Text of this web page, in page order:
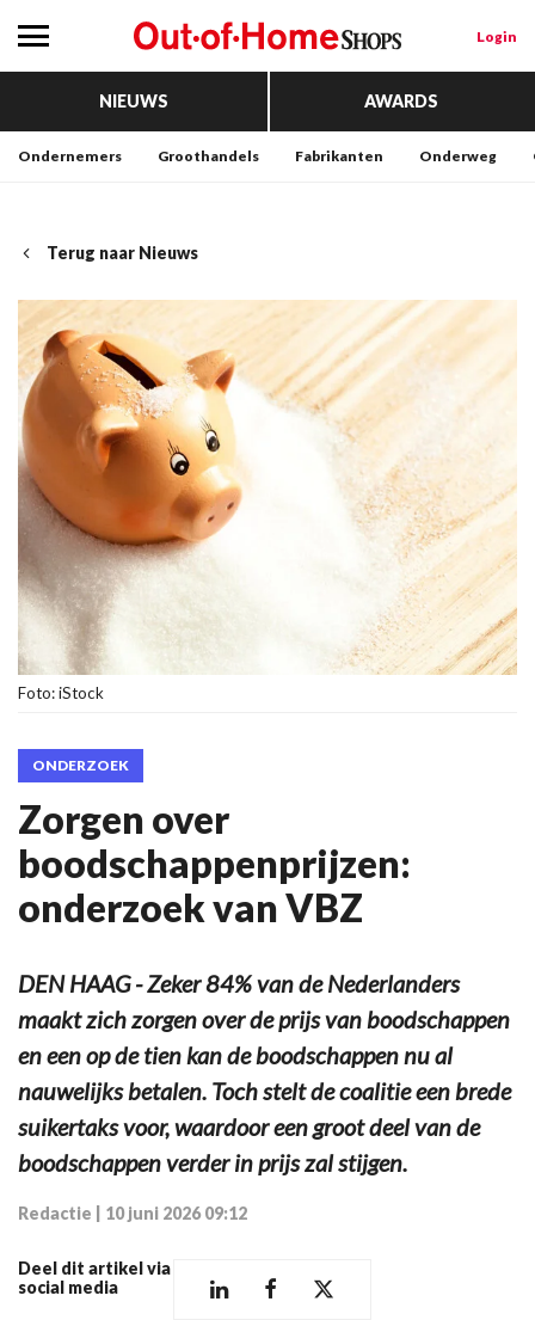
Login
NIEUWS AWARDS
Ondernemers Groothandels Fabrikanten Onderweg
Terug naar Nieuws
Foto: iStock
ONDERZOEK
Zorgen over
boodschappenprijzen:
onderzoek van VBZ
DEN HAAG - Zeker 84% van de Nederlanders
maakt zich zorgen over de prijs van boodschappen
en een op de tien kan de boodschappen nu al
nauwelijks betalen. Toch stelt de coalitie een brede
suikertaks voor, waardoor een groot deel van de
boodschappen verder in prijs zal stijgen.
Redactie 10 juni 2026 09:12
Deel dit artikel via
social media